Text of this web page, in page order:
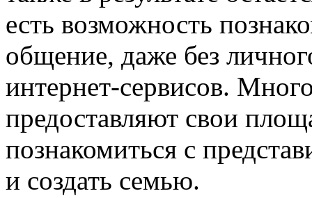
есть возможность
общение, даже без
интернет-сервисов.
предоставляют свои
познакомиться с
и создать семью.